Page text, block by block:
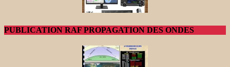
PUBLICATION RAF PROPAGATION DES ONDES